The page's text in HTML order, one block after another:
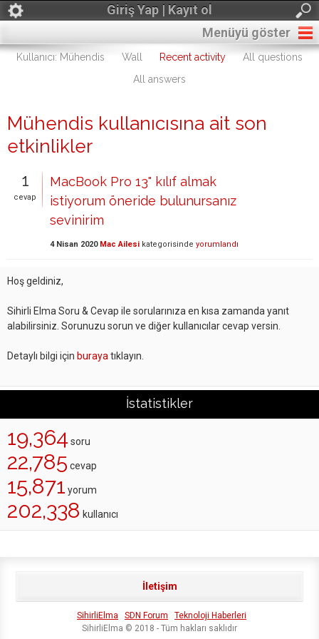
Giriş Yap | Kayıt ol
Menüyü göster
Kullanıcı: Mühendis Wall Recent activity
All questions
All answers
Mühendis kullanıcısına ait son
etkinlikler
1
cevap
MacBook Pro 13" kılıf almak
istiyorum öneride bulunursanız
sevinirim
4 Nisan 2020 Mac Ailesi kategorisinde yorumlandı
Hoş geldiniz,
Sihirli Elma Soru & Cevap ile sorularınıza en kısa zamanda yanıt
alabilirsiniz. Sorunuzu sorun ve diğer kullanıcılar cevap versin.
Detaylı bilgi için buraya tıklayın.
İstatistikler
19,364 soru
22,785 cevap
15,871 yorum
202,338 kullanıcı
İletişim
SihirliElma SDN Forum
Teknoloji Haberleri
SihirliElma © 2018 - Tüm hakları saklıdır